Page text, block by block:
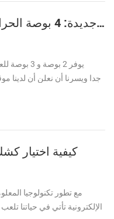
CASHINO إطلاق جديدة: 4 بوصة الحرارية كشك الطابعة
كيفية اختيار
مع تطور تكنولوجيا
الإلكترونية تأتي في حياتنا